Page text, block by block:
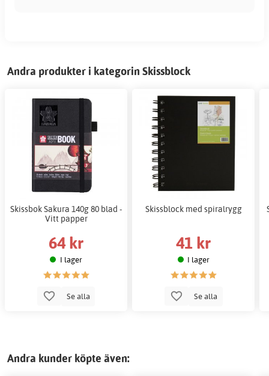
Andra produkter i kategorin Skissblock
Skissbok Sakura 140g 80 blad -
Vitt papper
64 kr
I lager
Se alla
Skissblock med spiralrygg
41 kr
I lager
Se alla
Andra kunder köpte även: